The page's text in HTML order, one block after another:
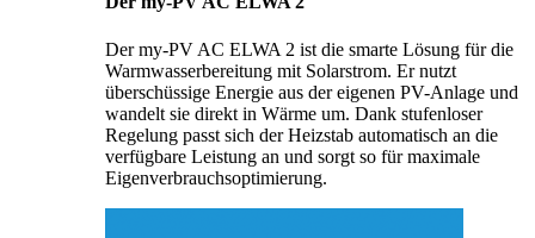
Der my-PV AC ELWA 2 ist die smarte Lösung für die
Warmwasserbereitung mit Solarstrom. Er nutzt
überschüssige Energie aus der eigenen PV-Anlage und
wandelt sie direkt in Wärme um. Dank stufenloser
Regelung passt sich der Heizstab automatisch an die
verfügbare Leistung an und sorgt so für maximale
Eigenverbrauchsoptimierung.